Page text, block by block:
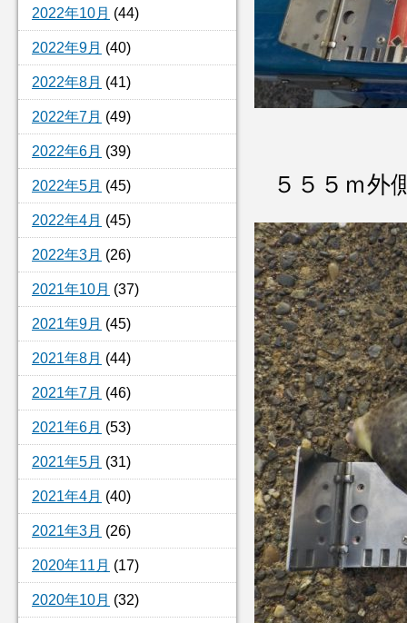
2022年10月 (44)
2022年9月 (40)
2022年8月 (41)
2022年7月 (49)
2022年6月 (39)
2022年5月 (45)
2022年4月 (45)
2022年3月 (26)
2021年10月 (37)
2021年9月 (45)
2021年8月 (44)
2021年7月 (46)
2021年6月 (53)
2021年5月 (31)
2021年4月 (40)
2021年3月 (26)
2020年11月 (17)
2020年10月 (32)
５５５ｍ